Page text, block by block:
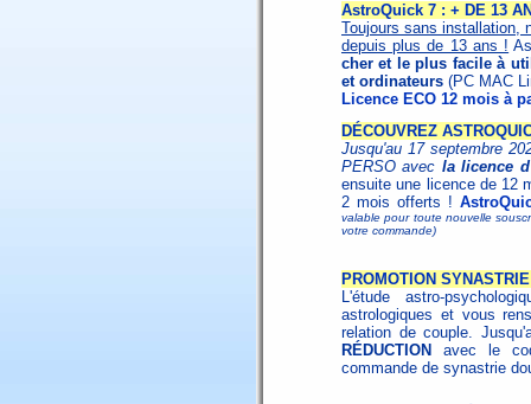
AstroQuick 7 : + DE 13
Toujours sans installation,
depuis plus de 13 ans !
cher et le plus facile à
et ordinateurs (PC MAC
Licence ECO 12 mois à
DÉCOUVREZ
Jusqu'au 17 septembre
PERSO avec la licence
ensuite une licence de 12
2 mois offerts !
valable pour toute nouvelle
votre commande)
PROMOTION
L'étude astro-
astrologiques et vous
relation de couple.
RÉDUCTION
avec le
commande de synastrie